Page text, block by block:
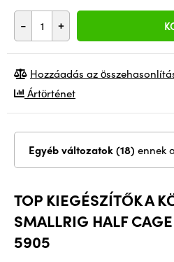
- +
Hozzáadás az
Ártörténet
Egyéb változatok (18) ennek
TOP KIEGÉSZÍTŐK A
SMALLRIG HALF
5905